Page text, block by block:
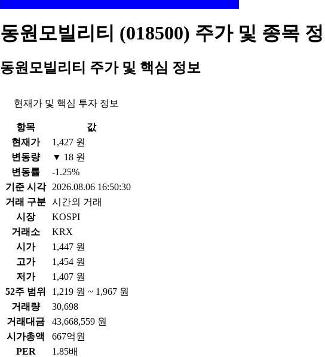
동원모빌리티 (018500) 주가 및 종목
동원모빌리티 주가 및 핵심 정보
현재가 및 핵심 투자 정보
항목
값
현재가
1,427 원
변동량
▼ 18 원
변동률
-1.25%
기준 시각
2026.08.06 16:50:30
거래 구분 시간외 거래
시장
KOSPI
거래소
KRX
시가
1,447 원
고가
1,454 원
저가
1,407 원
52주 범위
1,219 원 ~ 1,967 원
거래량
30,698
거래대금
43,668,559 원
시가총액
667억원
PER
1.85배